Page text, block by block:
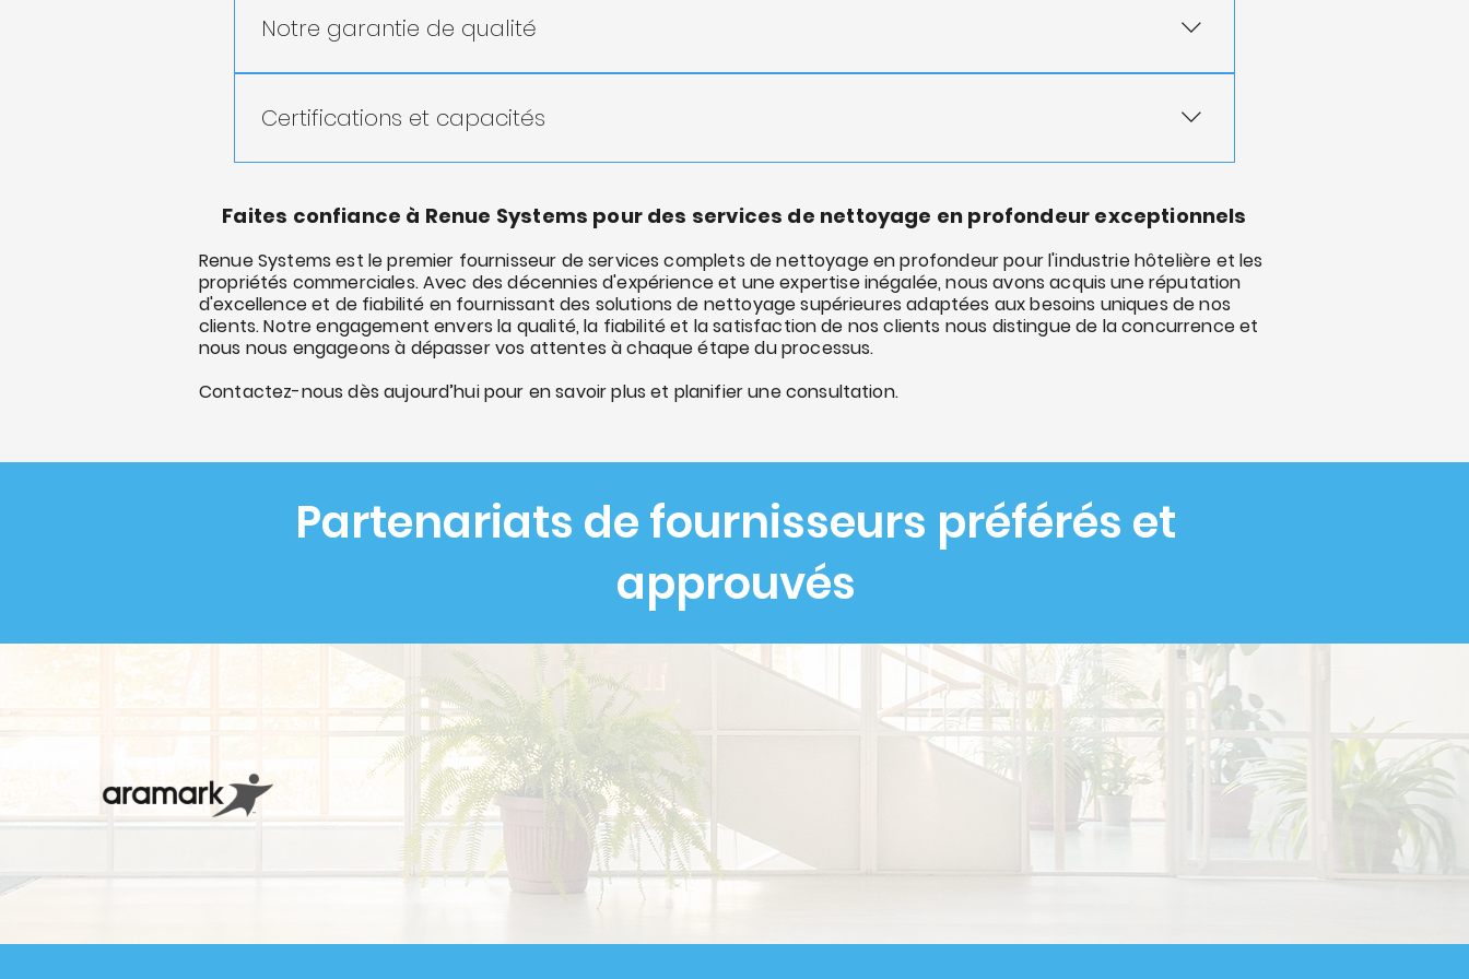
superior results. Our cleaning products are environmentally friendly and safe for use in hospitality and
commercial properties.
Notre garantie de qualité
produits avancés pour garantir des normes de propreté et d’hygiène optimales.
Disponibilité 24h/24 et 7j/7 : notre équipe est disponible 24 heures sur 24 pour respecter les délais,
Techniciens experts : Nos techniciens suivent une formation rigoureuse et détiennent plusieurs
Certifications et capacités
Maître Nettoyeur Textile
Maître Restaurateur d'Eau
Nettoyant pour textiles Journeyman
ASCR International Technologie d’élimination des moisissures
Auditeur de passerelle
Et bien d'autres encore..
Lorsque vous choisissez Renue Systems, vous pouvez être sûr que votre propriété recevra le plus haut
niveau de services de nettoyage et de désinfection en profondeur. Contactez-nous dès aujourd’hui pour
en savoir plus et planifier une consultation.
Faites confiance à Renue Systems pour des services de nettoyage en profondeur exceptionnels
Renue Systems est le premier fournisseur de services complets de nettoyage en profondeur pour l'industrie hôtelière et les
propriétés commerciales. Avec des décennies d'expérience et une expertise inégalée, nous avons acquis une réputation
d'excellence et de fiabilité en fournissant des solutions de nettoyage supérieures adaptées aux besoins uniques de nos
clients. Notre engagement envers la qualité, la fiabilité et la satisfaction de nos clients nous distingue de la concurrence et
nous nous engageons à dépasser vos attentes à chaque étape du processus.
Contactez-nous dès aujourd’hui pour en savoir plus et planifier une consultation.
Partenariats de fournisseurs préférés et
approuvés